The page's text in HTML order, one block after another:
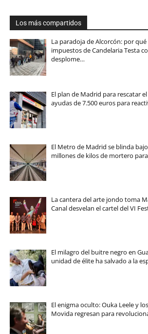
Los más compartidos
La paradoja de Alcorcón: por
impuestos de Candelaria Testa
desplome…
El plan de Madrid para rescatar
ayudas de 7.500 euros para
El Metro de Madrid se blinda
millones de kilos de mortero
La cantera del arte jondo toma
Canal desvelan el cartel del VI
El milagro del buitre negro en
unidad de élite ha salvado a la
El enigma oculto: Ouka Leele y
Movida regresan para